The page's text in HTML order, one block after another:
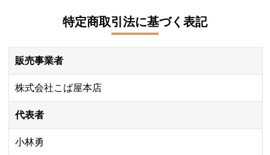
特定商取引法に基づく表記
販売事業者
株式会社こば屋本店
代表者
小林勇